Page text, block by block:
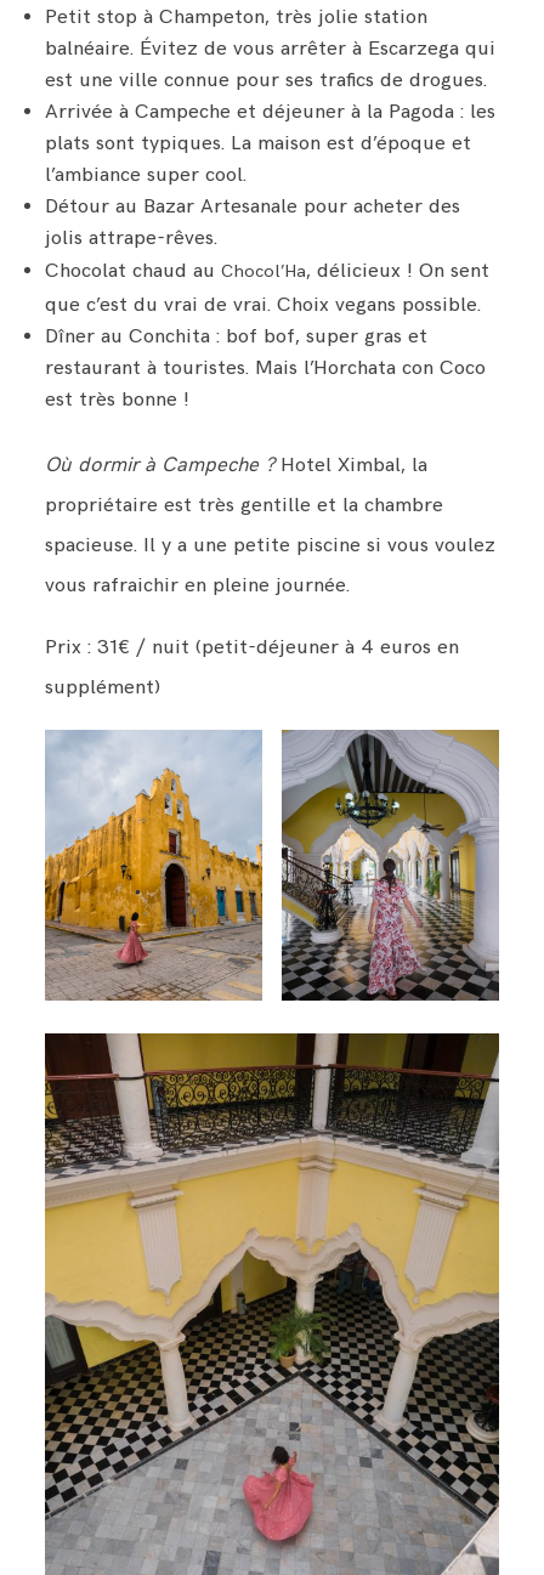
Petit stop à Champeton, très jolie station
balnéaire. Évitez de vous arrêter à Escarzega qui
est une ville connue pour ses trafics de drogues.
Arrivée à Campeche et déjeuner à la Pagoda : les
plats sont typiques. La maison est d’époque et
l’ambiance super cool.
Détour au Bazar Artesanale pour acheter des
jolis attrape-rêves.
Chocolat chaud auChocol’Ha, délicieux ! On sent
que c’est du vrai de vrai. Choix vegans possible.
Dîner au Conchita : bof bof, super gras et
restaurant à touristes. Mais l’Horchata con Coco
est très bonne !
Où dormir à Campeche ?Hotel Ximbal, la
propriétaire est très gentille et la chambre
spacieuse. Il y a une petite piscine si vous voulez
vous rafraichir en pleine journée.
Prix : 31€ / nuit (petit-déjeuner à 4 euros en
supplément)